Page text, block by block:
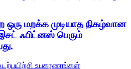
மறக்க முடியாத நிகழ்வான
ஃபிட்னஸ் பெரும்